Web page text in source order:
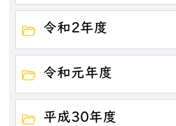
令和2年度
令和元年度
平成30年度